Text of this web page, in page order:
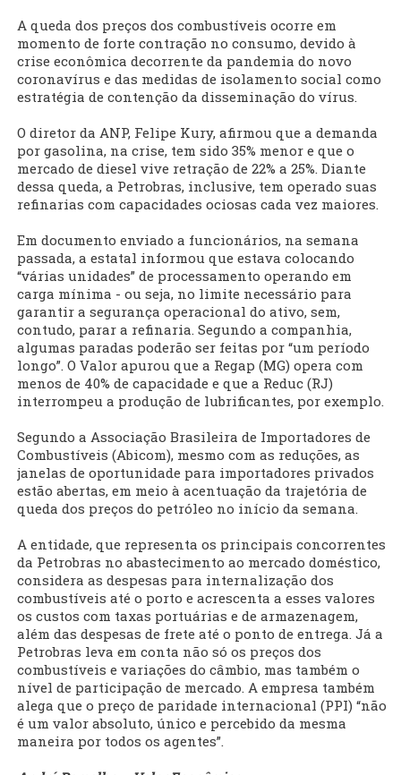
A queda dos preços dos combustíveis ocorre em
momento de forte contração no consumo, devido à
crise econômica decorrente da pandemia do novo
coronavírus e das medidas de isolamento social como
estratégia de contenção da disseminação do vírus.
O diretor da ANP, Felipe Kury, afirmou que a demanda
por gasolina, na crise, tem sido 35% menor e que o
mercado de diesel vive retração de 22% a 25%. Diante
dessa queda, a Petrobras, inclusive, tem operado suas
refinarias com capacidades ociosas cada vez maiores.
Em documento enviado a funcionários, na semana
passada, a estatal informou que estava colocando
“várias unidades” de processamento operando em
carga mínima - ou seja, no limite necessário para
garantir a segurança operacional do ativo, sem,
contudo, parar a refinaria. Segundo a companhia,
algumas paradas poderão ser feitas por “um período
longo”. O Valor apurou que a Regap (MG) opera com
menos de 40% de capacidade e que a Reduc (RJ)
interrompeu a produção de lubrificantes, por exemplo.
Segundo a Associação Brasileira de Importadores de
Combustíveis (Abicom), mesmo com as reduções, as
janelas de oportunidade para importadores privados
estão abertas, em meio à acentuação da trajetória de
queda dos preços do petróleo no início da semana.
A entidade, que representa os principais concorrentes
da Petrobras no abastecimento ao mercado doméstico,
considera as despesas para internalização dos
combustíveis até o porto e acrescenta a esses valores
os custos com taxas portuárias e de armazenagem,
além das despesas de frete até o ponto de entrega. Já a
Petrobras leva em conta não só os preços dos
combustíveis e variações do câmbio, mas também o
nível de participação de mercado. A empresa também
alega que o preço de paridade internacional (PPI) “não
é um valor absoluto, único e percebido da mesma
maneira por todos os agentes”.